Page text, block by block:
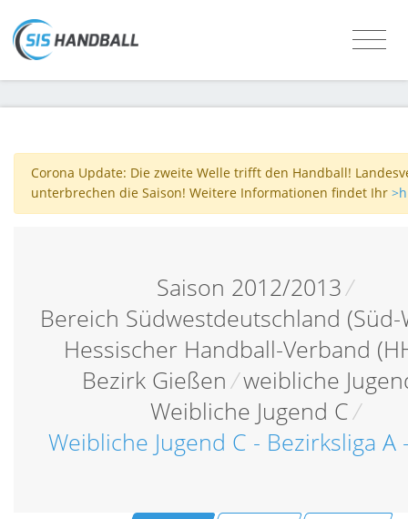
Corona Update: Die zweite Welle trifft den Handball!
unterbrechen die Saison! Weitere Informationen findet Ihr
Saison 2012/2013/
Bereich Südwestdeutschland (Süd-
Hessischer Handball-Verband
Bezirk Gießen/weibliche
Weibliche Jugend C/
Weibliche Jugend C - Bezirksliga A